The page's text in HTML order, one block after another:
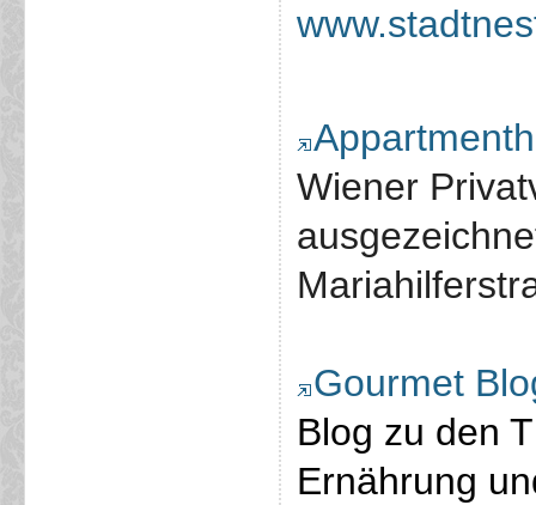
Wiener
Gourmet
Blog zu den
Ernährung